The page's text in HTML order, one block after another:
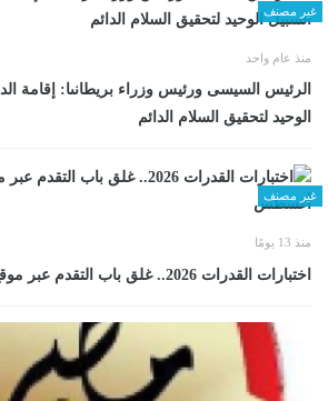
غير مصنف
منذ عام واحد
الرئيس السيسى ورئيس وزراء بريطانىا: إقامة
الوحيد لتحقيق السلام الدائم
غير مصنف
منذ 13 يومًا
اختبارات القدرات 2026.. غلق باب التقدم عبر موقع التنسيق 6 أغسطس